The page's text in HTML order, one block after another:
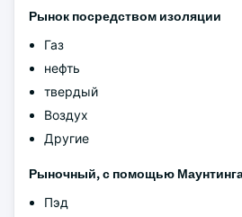
Рынок посредством изоляции
Газ
нефть
твердый
Воздух
Другие
Рыночный, с помощью
Пэд